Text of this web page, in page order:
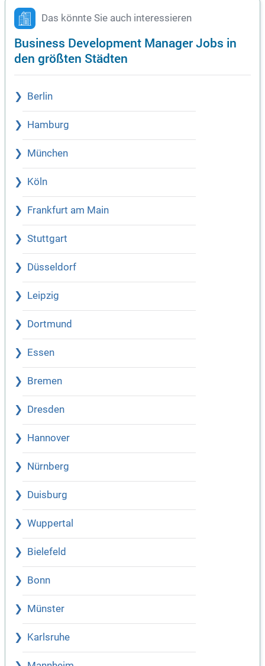
Das könnte Sie auch interessieren
Business Development Manager Jobs in
den größten Städten
Berlin
Hamburg
München
Köln
Frankfurt am Main
Stuttgart
Düsseldorf
Leipzig
Dortmund
Essen
Bremen
Dresden
Hannover
Nürnberg
Duisburg
Wuppertal
Bielefeld
Bonn
Münster
Karlsruhe